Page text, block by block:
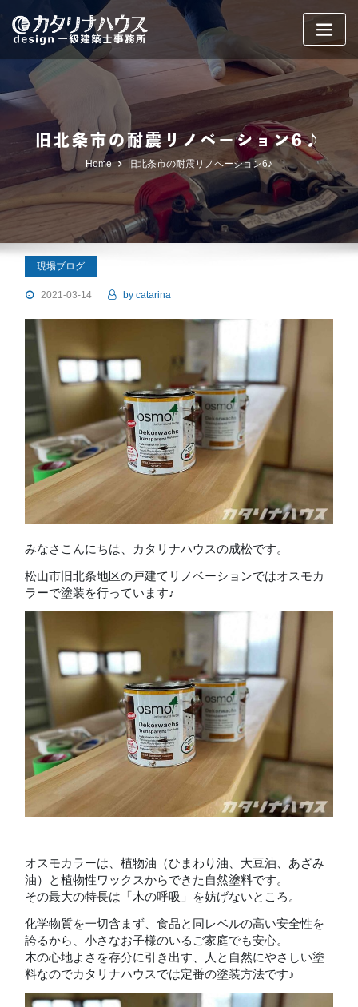
content
旧北条市の耐震リノベーション6♪
Home 旧北条市の耐震リノベーション6♪
現場ブログ
2021-03-14 by catarina
みなさこんにちは、カタリナハウスの成松です。
松山市旧北条地区の戸建てリノベーションではオスモカ
ラーで塗装を行っています♪
オスモカラーは、植物油（ひまわり油、大豆油、あざみ
油）と植物性ワックスからできた自然塗料です。
その最大の特長は「木の呼吸」を妨げないところ。
化学物質を一切含まず、食品と同レベルの高い安全性を
誇るから、小さなお子様のいるご家庭でも安心。
木の心地よさを存分に引き出す、人と自然にやさしい塗
料なのでカタリナハウスでは定番の塗装方法です♪